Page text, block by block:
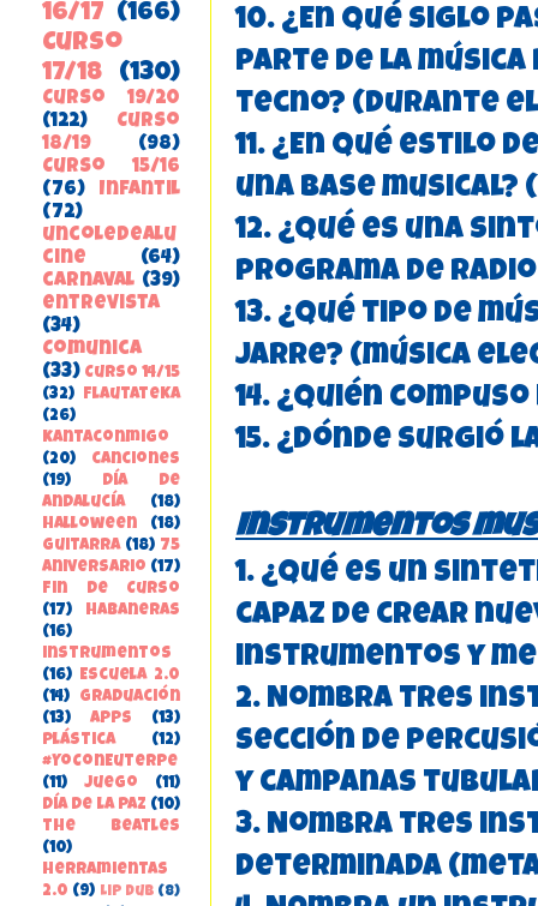
10. ¿En qué siglo
parte de la
tecno? (durante
11. ¿En qué estilo
una base musical?
12. ¿Qué es una
programa de
13. ¿Qué tipo de
Jarre? (música
14. ¿Quién
15. ¿Dónde surgió
Instrumentos
1. ¿Qué es un
capaz de crear
instrumentos y
2. Nombra tres
sección de
y campanas
3. Nombra tres
determinada
16/17 (166)
Curso
17/18
(130)
Curso 19/20
(122)
Curso
18/19
(98)
Curso 15/16
(76)
Infantil
(72)
uncoledealu
cine
(64)
carnaval (39)
entrevista
(34)
ComunicA
(33) Curso 14/15
(32)
FlautateKa
(26)
kantaconmigo
(20)
canciones
(19)
Día de
Andalucía
(18)
Halloween
(18)
guitarra (18) 75
aniversario (17)
Fin de Curso
(17)
habaneras
(16)
instrumentos
(16) Escuela 2.0
(14)
Graduación
(13)
apps
(13)
Plástica
(12)
#YoConEuterpe
(11)
juego
(11)
Día de la Paz (10)
the beatles
(10)
herramientas
2.0 (9) Lip Dub (8)